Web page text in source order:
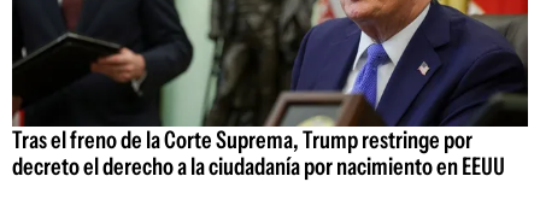
Tras el freno de la Corte Suprema, Trump restringe por
decreto el derecho a la ciudadanía por nacimiento en EEUU